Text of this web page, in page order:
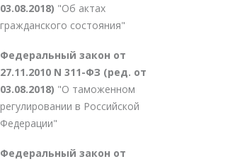
03.08.2018) "Об актах
гражданского состояния"
Федеральный закон от
27.11.2010 N 311-ФЗ (ред. от
03.08.2018) "О таможенном
регулировании в Российской
Федерации"
Федеральный закон от